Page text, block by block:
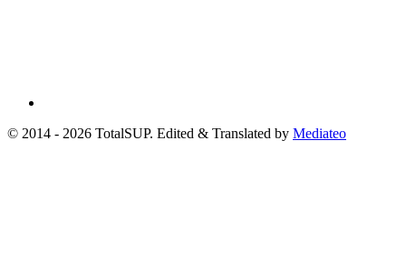
© 2014 - 2026 TotalSUP. Edited & Translated by Mediateo